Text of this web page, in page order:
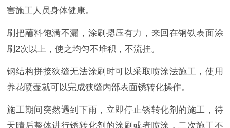
害施工人员身体健康。
刷把蘸料饱满不漏，涂刷摁压有力，来回在钢铁表面涂
刷2次以上，使之均匀不堆积，不流挂。
钢结构拼接狭缝无法涂刷时可以采取喷涂法施工，使用
养花喷壶就可以完成狭缝内部表面锈转化操作。
施工期间突然遇到下雨，立即停止锈转化剂的施工，待
天晴后整体进行锈转化剂的涂刷或者喷涂，二次施工不